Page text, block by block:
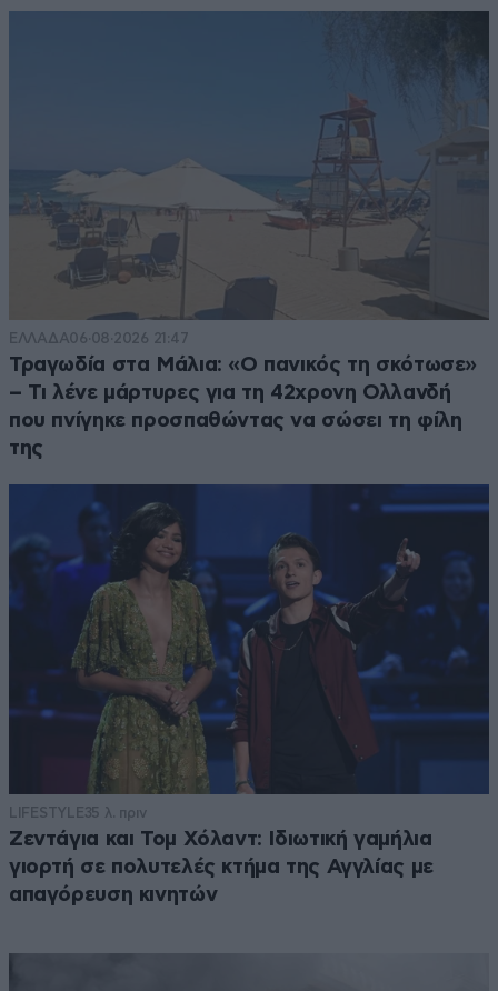
ΕΛΛΑΔΑ06·08·2026 21:47
Τραγωδία στα Μάλια: «Ο πανικός τη σκότωσε»
– Τι λένε μάρτυρες για τη 42χρονη Ολλανδή
που πνίγηκε προσπαθώντας να σώσει τη φίλη
της
LIFESTYLE35 λ. πριν
Ζεντάγια και Τομ Χόλαντ: Ιδιωτική γαμήλια
γιορτή σε πολυτελές κτήμα της Αγγλίας με
απαγόρευση κινητών